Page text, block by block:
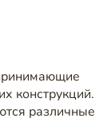
конструкций.
различные